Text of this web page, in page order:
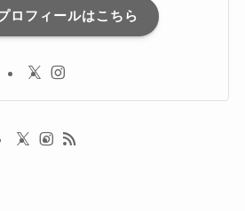
ロフィールはこちら